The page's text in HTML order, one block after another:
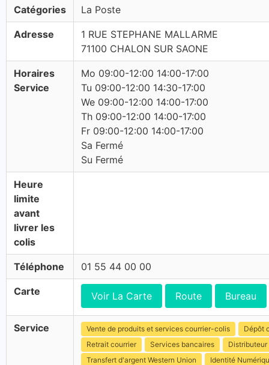
Catégories La Poste
Adresse
1 RUE STEPHANE MALLARME
71100 CHALON SUR SAONE
Horaires
Service
Mo 09:00-12:00 14:00-17:00
Tu 09:00-12:00 14:30-17:00
We 09:00-12:00 14:00-17:00
Th 09:00-12:00 14:00-17:00
Fr 09:00-12:00 14:00-17:00
Sa Fermé
Su Fermé
Heure
limite
avant
livrer les
colis
Téléphone 01 55 44 00 00
Carte Voir La Carte Route Bureau
Service Vente de produits et services courrier-colis
Dépôt
Retrait courrier
Services bancaires
Transfert d'argent Western Union
Identité